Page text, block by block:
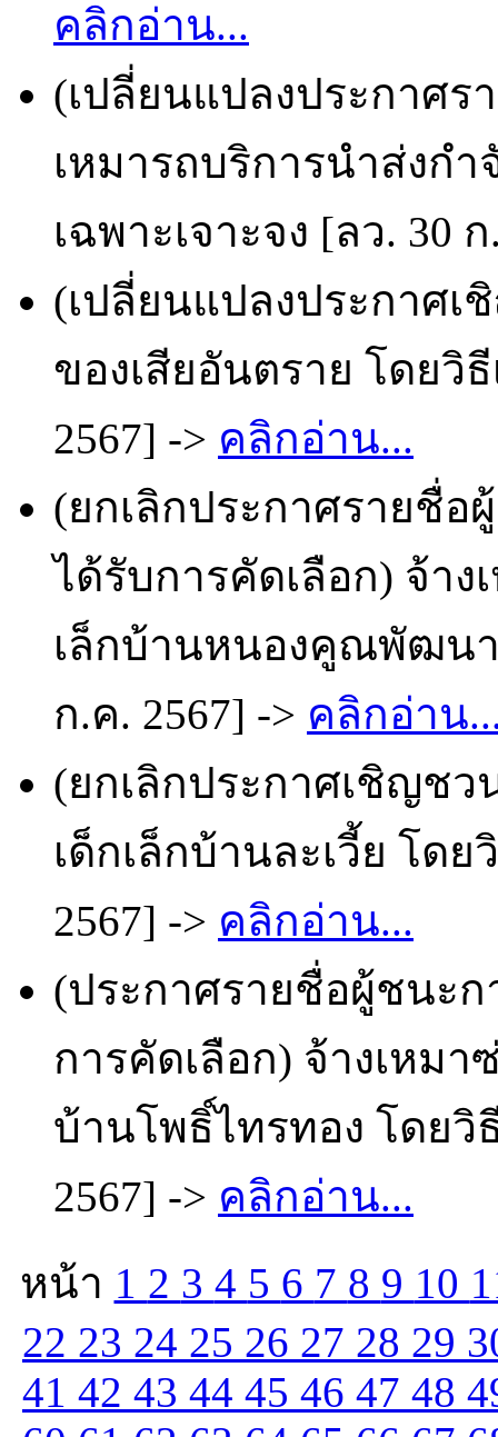
คลิกอ่าน...
(เปลี่ยนแปลงประกาศร
เหมารถบริการนำส่งก
เฉพาะเจาะจง [ลว. 30
(เปลี่ยนแปลงประกาศเ
ของเสียอันตราย โดยวิ
2567] -> คลิกอ่าน...
(ยกเลิกประกาศรายชื่อ
ได้รับการคัดเลือก) จ้า
เล็กบ้านหนองคูณพัฒนา
ก.ค. 2567] -> คลิกอ่าน
(ยกเลิกประกาศเชิญช
เด็กเล็กบ้านละเวี้ย โดย
2567] -> คลิกอ่าน...
(ประกาศรายชื่อผู้ชนะก
การคัดเลือก) จ้างเหม
บ้านโพธิ์ไทรทอง โดยวิ
2567] -> คลิกอ่าน...
หน้า 1 2 3 4 5 6 7 8 9 10
22 23 24 25 26 27 28 29
41 42 43 44 45 46 47 48